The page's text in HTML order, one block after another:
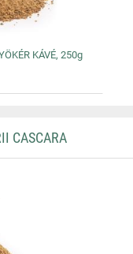
KÁVÉ, 250g
CASCARA